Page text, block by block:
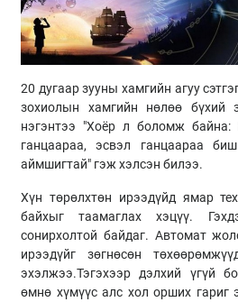
20 дугаар зууны хамгийн агуу
зохиолын хамгийн нөлөө бүхий
нэгэнтээ "Хоёр л боломж байна:
ганцаараа, эсвэл ганцаараа
аймшигтай" гэж хэлсэн билээ.
Хүн төрөлхтөн ирээдүйд ямар
байхыг таамаглах хэцүү.
сонирхолтой байдаг. Автомат
ирээдүйг зөгнөсөн
эхэлжээ.Тэгэхээр дэлхий үгүй
өмнө хүмүүс алс хол орших гариг